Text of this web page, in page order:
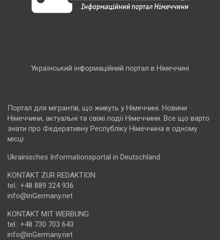
Український інформаційний портал в Німеччині
Портал для мігрантів, що живуть у Німеччині. Новини
Німеччини, актуальні та свіжі події Німеччини. Все що варто
знати про Федеративну Республіку Німеччина в одному
місці
Ukrainisches Informationsportal in Deutschland
KONTAKT ZUR REDAKTION:
tel.: +48 889 324 936
info@inGermany.net
KONTAKT MIT WERBUNG:
tel.: +48 730 703 643
info@inGermany.net